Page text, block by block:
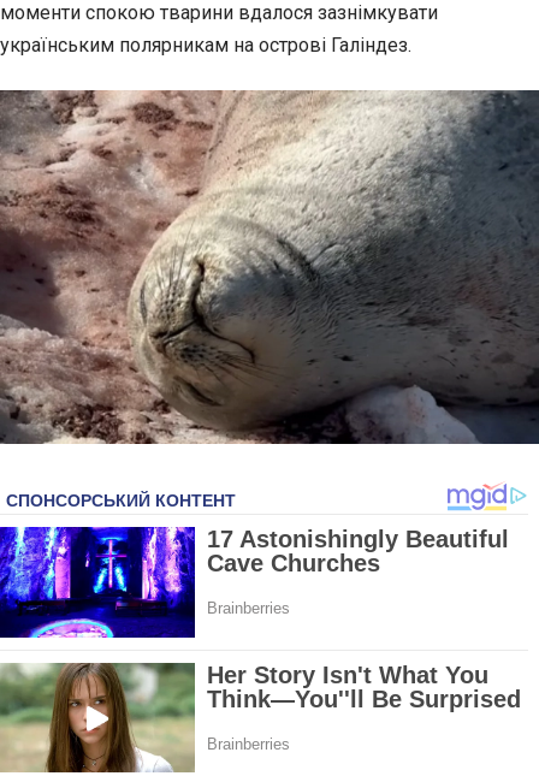
моменти спокою тварини вдалося зазнімкувати
українським полярникам на острові Галіндез.